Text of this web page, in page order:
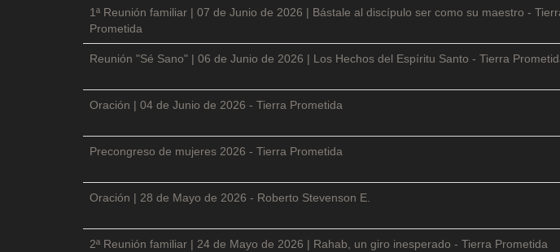
1ª Reunión familiar | 07 de Junio de 2026 | Bástale al discípulo ser como su maestro -
Prometida
Reunión "Sé Sano" | 06 de Junio de 2026 | Los Hechos del Espíritu Santo - Tierra
Oración | 04 de Junio de 2026 - Tierra Prometida
Precongreso de mujeres 2026 - Tierra Prometida
Oración | 28 de Mayo de 2026 - Roberto Stevenson E.
2ª Reunión familiar | 24 de Mayo de 2026 | Rahab, un giro inesperado - Tierra Prometida